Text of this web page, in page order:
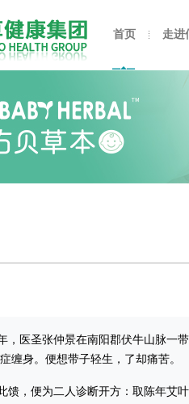
首页 走进
医圣张仲景在南阳郡伏牛山脉一带
缠身。便想带子轻生，了却痛苦。
，便为二人诊断开方：取陈年艾叶